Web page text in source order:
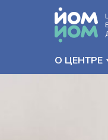
О ЦЕНТРЕ